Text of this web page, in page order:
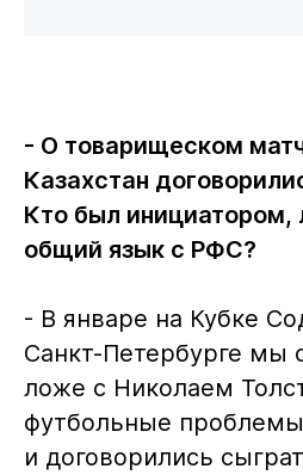
- О товарищеском
Казахстан
Кто был инициатором,
общий язык с РФС?
- В январе на Кубке
Санкт-Петербурге мы
ложе с Николаем
футбольные
и договорились